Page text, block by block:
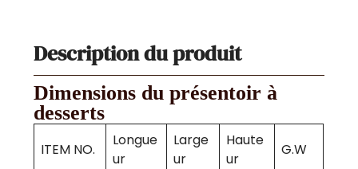
Description du produit
Dimensions du présentoir à
desserts
ITEM NO.
Longue
ur
Large
ur
Haute
ur
G.W